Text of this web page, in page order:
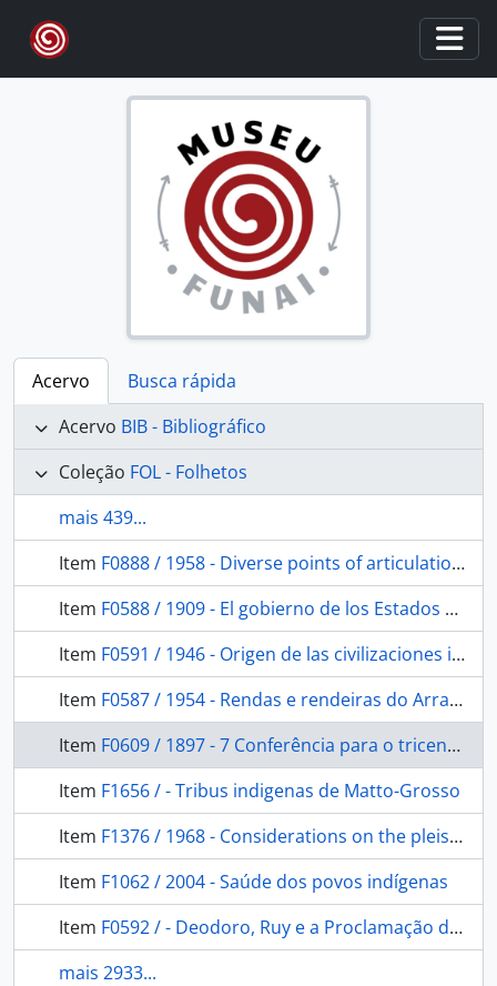
Skip to main content
Acervo
Busca rápida
Acervo BIB - Bibliográfico
Coleção FOL - Folhetos
mais 439...
Item F0888 / 1958 - Diverse points of articulation of Allophones in Amuesha (Arawak)
Item F0588 / 1909 - El gobierno de los Estados Unidos del Brasil: la misión científica Croata
Item F0591 / 1946 - Origen de las civilizaciones indigenas en la America del Sud
Item F0587 / 1954 - Rendas e rendeiras do Arraial do Cabo: contribuição para o estudo sociológico da renda no Brasil
Item F0609 / 1897 - 7 Conferência para o tricentenário de Anchieta
Item F1656 / - Tribus indigenas de Matto-Grosso
Item F1376 / 1968 - Considerations on the pleistocenic fauna of "Lagedo da escada"
Item F1062 / 2004 - Saúde dos povos indígenas
Item F0592 / - Deodoro, Ruy e a Proclamação da República
mais 2933...